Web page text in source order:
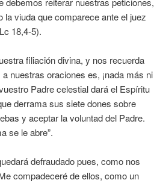
viuda que comparece ante el juez
18,4-5).
filiación divina, y nos recuerda
nuestras oraciones es, ¡nada más ni
Padre celestial dará el Espíritu
derrama sus siete dones sobre
y aceptar la voluntad del Padre.
se le abre”.
defraudado pues, como nos
compadeceré de ellos, como un